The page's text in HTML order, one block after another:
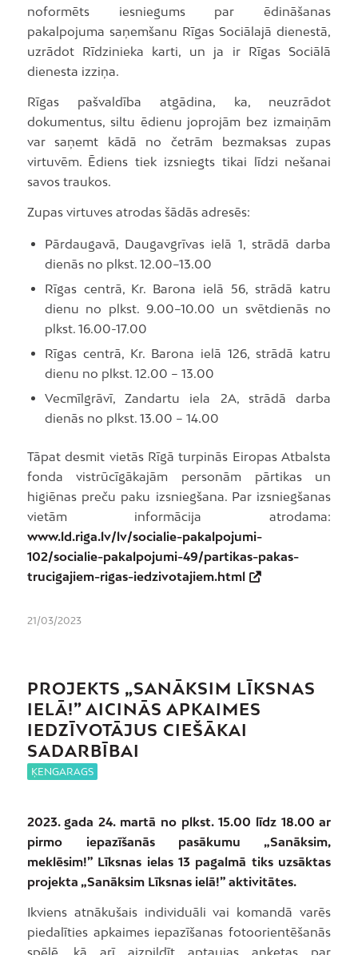
noformēts iesniegums par ēdināšanas
pakalpojuma saņemšanu Rīgas Sociālajā dienestā,
uzrādot Rīdzinieka karti, un ja ir Rīgas Sociālā
dienesta izziņa.
Rīgas pašvaldība atgādina, ka, neuzrādot
dokumentus, siltu ēdienu joprojām bez izmaiņām
var saņemt kādā no četrām bezmaksas zupas
virtuvēm. Ēdiens tiek izsniegts tikai līdzi nešanai
savos traukos.
Zupas virtuves atrodas šādās adresēs:
Pārdaugavā, Daugavgrīvas ielā 1, strādā darba
dienās no plkst. 12.00–13.00
Rīgas centrā, Kr. Barona ielā 56, strādā katru
dienu no plkst. 9.00–10.00 un svētdienās no
plkst. 16.00-17.00
Rīgas centrā, Kr. Barona ielā 126, strādā katru
dienu no plkst. 12.00 – 13.00
Vecmīlgrāvī, Zandartu iela 2A, strādā darba
dienās no plkst. 13.00 – 14.00
Tāpat desmit vietās Rīgā turpinās Eiropas Atbalsta
fonda vistrūcīgākajām personām pārtikas un
higiēnas preču paku izsniegšana. Par izsniegšanas
vietām informācija atrodama:
www.ld.riga.lv/lv/socialie-pakalpojumi-
102/socialie-pakalpojumi-49/partikas-pakas-
trucigajiem-rigas-iedzivotajiem.html
21/03/2023
PROJEKTS „SANĀKSIM LĪKSNAS
IELĀ!” AICINĀS APKAIMES
IEDZĪVOTĀJUS CIEŠĀKAI
SADARBĪBAI
ĶENGARAGS
2023. gada 24. martā no plkst. 15.00 līdz 18.00 ar
pirmo iepazīšanās pasākumu „Sanāksim,
meklēsim!” Līksnas ielas 13 pagalmā tiks uzsāktas
projekta „Sanāksim Līksnas ielā!” aktivitātes.
Ikviens atnākušais individuāli vai komandā varēs
piedalīties apkaimes iepazīšanas fotoorientēšanās
spēlē, kā arī aizpildīt aptaujas anketas par